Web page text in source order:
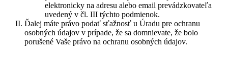
elektronicky na adresu alebo email prevádzkovateľa
uvedený v čl. III týchto podmienok.
Ďalej máte právo podať sťažnosť u Úradu pre ochranu
osobných údajov v prípade, že sa domnievate, že bolo
porušené Vaše právo na ochranu osobných údajov.